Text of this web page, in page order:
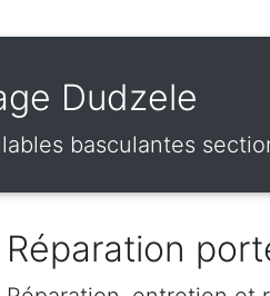
Dudzele
basculantes
Réparation